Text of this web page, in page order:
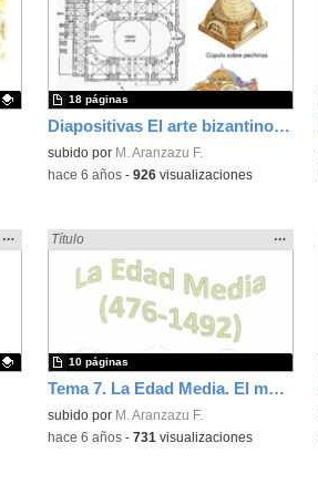
ubicación
de la
búsqueda
Diapositivas El arte bizantino e islámico
subido por M. Aranzazu F.
18 páginas
-hace 6 años- 926visualizaciones
Mostrar
la
…
Tema 7. La Edad Media. El mundo islámico
Encontrado «islamismo» en:
Título
Mostrar
la
…
subido por M. Aranzazu F.
10 páginas
-hace 6 años- 731 visualizaciones